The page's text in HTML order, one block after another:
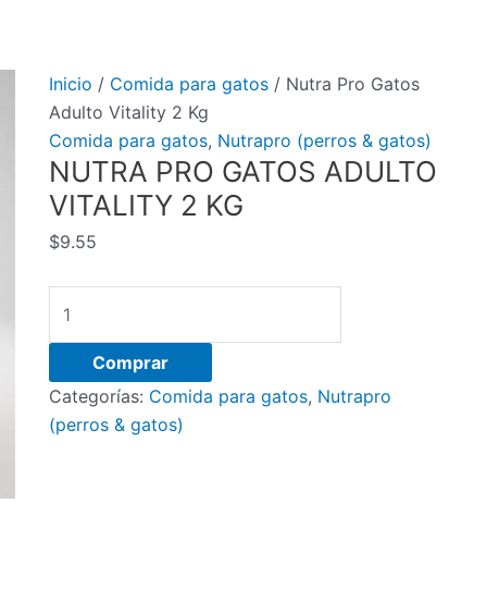
Inicio / Comida para gatos/ Nutra Pro Gatos
Adulto Vitality 2 Kg
Comida para gatos, Nutrapro (perros & gatos)
NUTRA PRO GATOS ADULTO
VITALITY 2 KG
$9.55
Pro
Gatos
Adulto
Vitality
2
Comprar
Categorías: Comida para gatos, Nutrapro
(perros & gatos)